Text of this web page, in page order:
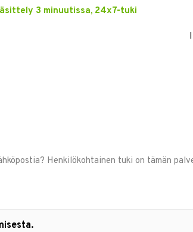
3 minuutissa, 24x7-tuki
Henkilökohtainen tuki on tämän